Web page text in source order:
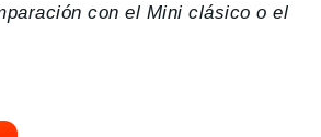
con el Mini clásico o el